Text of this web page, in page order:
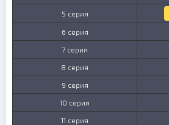
5 серия
6 серия
7 серия
8 серия
9 серия
10 серия
11 серия